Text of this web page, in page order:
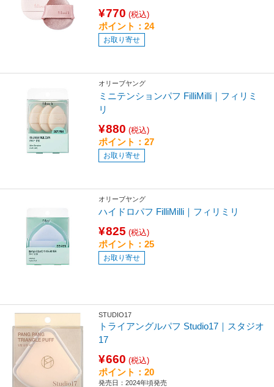
¥770 (税込)
ポイント：24
お取り寄せ
オリーブヤング
ミニテンションパフ FilliMilli｜フィリミ
リ
¥880 (税込)
ポイント：27
お取り寄せ
オリーブヤング
ハイドロパフ FilliMilli｜フィリミリ
¥825 (税込)
ポイント：25
お取り寄せ
STUDIO17
トライアングルパフ Studio17｜スタジオ
17
¥660 (税込)
ポイント：20
発売日：2024年頃発売